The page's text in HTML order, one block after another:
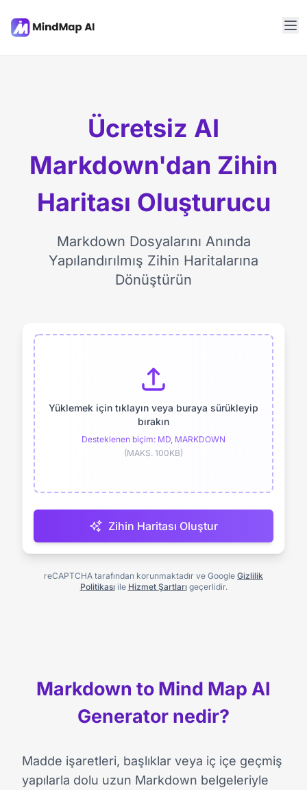
Ücretsiz AI
Markdown'dan Zihin
Haritası Oluşturucu
Markdown Dosyalarını Anında
Yapılandırılmış Zihin Haritalarına
Dönüştürün
Yüklemek için tıklayın veya buraya sürükleyip
bırakın
Desteklenen biçim: MD, MARKDOWN
(MAKS. 100KB)
Zihin Haritası Oluştur
reCAPTCHA tarafından korunmaktadır ve Google Gizlilik
Politikasıile Hizmet Şartlarıgeçerlidir.
Markdown to Mind Map AI
Generator nedir?
Madde işaretleri, başlıklar veya iç içe geçmiş
yapılarla dolu uzun Markdown belgeleriyle